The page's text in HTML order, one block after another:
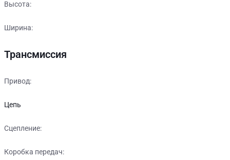
Высота:
Ширина:
Трансмиссия
Привод:
Цепь
Сцепление:
Коробка передач: